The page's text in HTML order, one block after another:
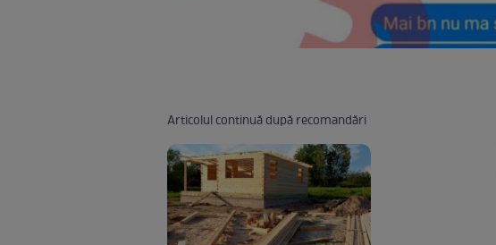
Articolul continuă după recomandări